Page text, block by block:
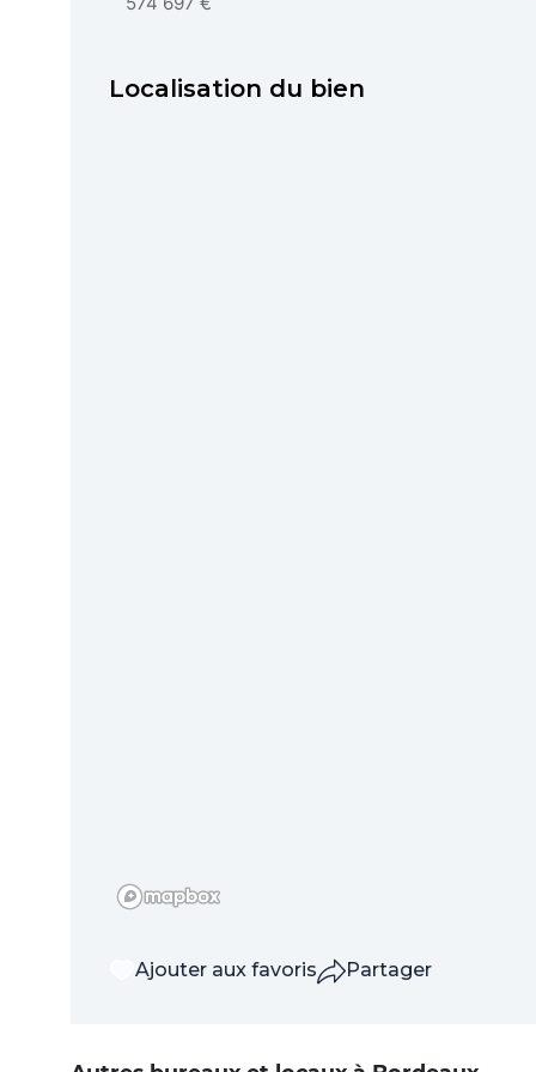
Localisation du bien
Ajouter aux favoris Partager